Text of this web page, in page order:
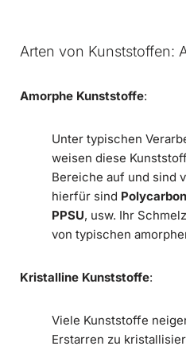
Arten von Kunststoffen:
Amorphe Kunststoffe:
Unter typischen
weisen diese
Bereiche auf und sind
hierfür sind
PPSU, usw. Ihr
von typischen
Kristalline Kunststoffe:
Viele Kunststoffe
Erstarren zu